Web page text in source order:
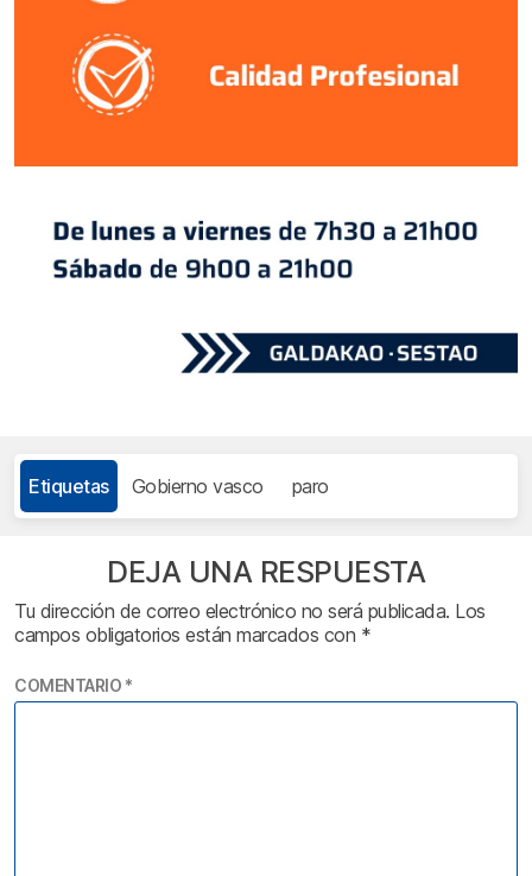
Etiquetas Gobierno vasco paro
DEJA UNA RESPUESTA
Tu dirección de correo electrónico no será publicada. Los
campos obligatorios están marcados con *
COMENTARIO *